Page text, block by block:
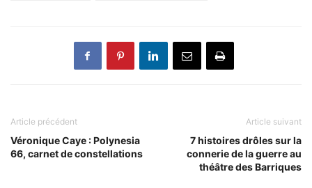
Article précédent
Véronique Caye : Polynesia
66, carnet de constellations
Article suivant
7 histoires drôles sur la
connerie de la guerre au
théâtre des Barriques